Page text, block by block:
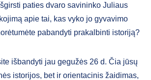
paties dvaro savininko Juliaus
apie tai, kas vyko jo gyvavimo
pabandyti prakalbinti istoriją?
išbandyti jau gegužės 26 d. Čia jūsų
istorijos, bet ir orientacinis žaidimas,